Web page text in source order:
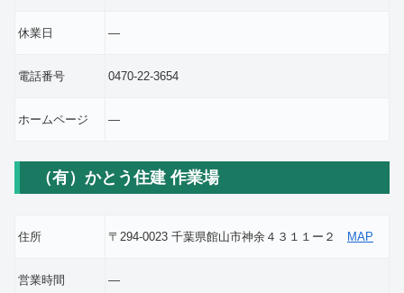
休業日 ―
電話番号 0470-22-3654
ホームページ ―
（有）かとう住建 作業場
住所 〒294-0023 千葉県館山市神余４３１１ー２ MAP
営業時間 ―